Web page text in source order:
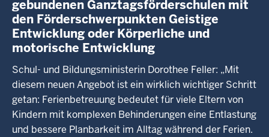
gebundenen Ganztagsförderschulen mit
den Förderschwerpunkten Geistige
Entwicklung oder Körperliche und
motorische Entwicklung
Schul- und Bildungsministerin Dorothee Feller: „Mit
diesem neuen Angebot ist ein wirklich wichtiger Schritt
getan: Ferienbetreuung bedeutet für viele Eltern von
Kindern mit komplexen Behinderungen eine Entlastung
und bessere Planbarkeit im Alltag während der Ferien.